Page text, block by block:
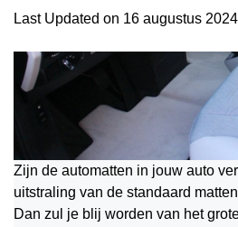
Last Updated on 16 augustus
Zijn de automatten in jouw auto
uitstraling van de standaard
Dan zul je blij worden van het